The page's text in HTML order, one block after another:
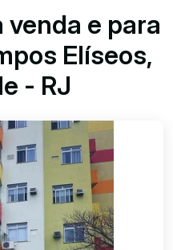
e para
Elíseos,
- RJ